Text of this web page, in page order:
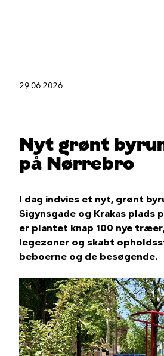
her
29.06.2026
Nyt grønt
på Nørrebro
I dag indvies et nyt, grønt
Sigynsgade og Krakas plads
er plantet knap 100 nye
legezoner og skabt
beboerne og de besøgende.
Billede